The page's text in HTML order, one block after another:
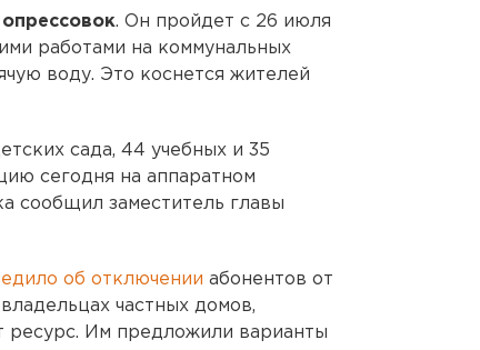
. Он пройдет с 26 июля
работами на коммунальных
воду. Это коснется жителей
сада, 44 учебных и 35
сегодня на аппаратном
сообщил заместитель главы
об отключении абонентов от
частных домов,
ресурс. Им предложили варианты